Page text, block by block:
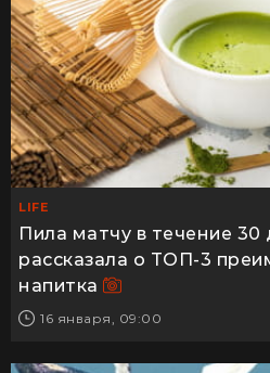
LIFE
Пила матчу в течение
рассказала о ТОП-3
напитка
16 января, 09:00